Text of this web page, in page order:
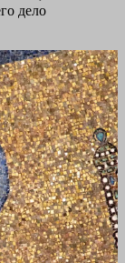
дело